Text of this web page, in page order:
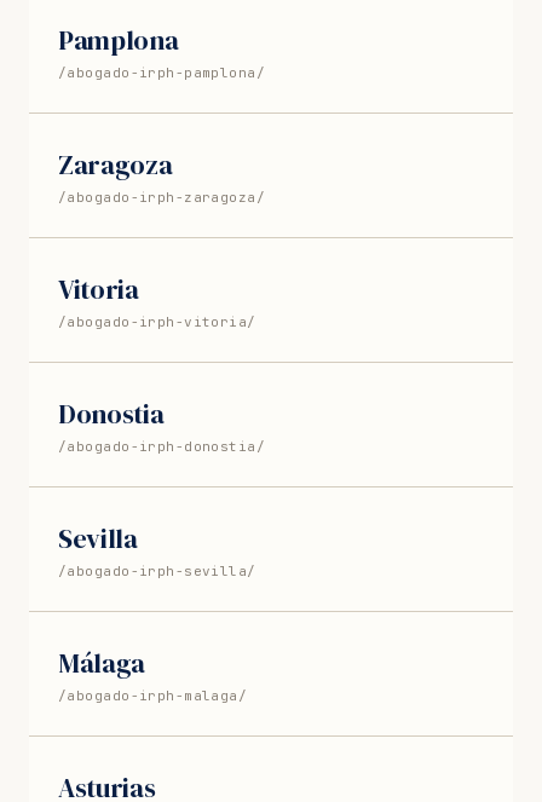
Pamplona
/abogado-irph-pamplona/
Zaragoza
/abogado-irph-zaragoza/
Vitoria
/abogado-irph-vitoria/
Donostia
/abogado-irph-donostia/
Sevilla
/abogado-irph-sevilla/
Málaga
/abogado-irph-malaga/
Asturias